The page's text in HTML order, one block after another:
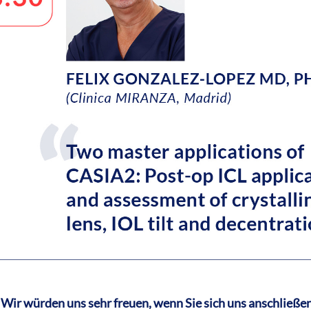
Wir würden uns sehr freuen, wenn Sie sich uns